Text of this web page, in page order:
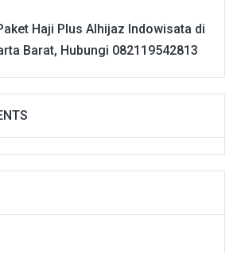
Haji Plus Alhijaz Indowisata di
Barat, Hubungi 082119542813